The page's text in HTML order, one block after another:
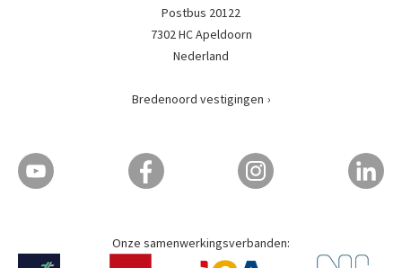
Postbus 20122
7302 HC Apeldoorn
Nederland
Bredenoord vestigingen
Onze samenwerkingsverbanden: